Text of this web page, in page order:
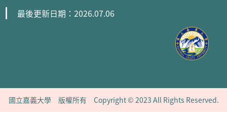
最後更新日期：2026.07.06
國立嘉義大學 版權所有 Copyright © 2023 All Rights Reserved.